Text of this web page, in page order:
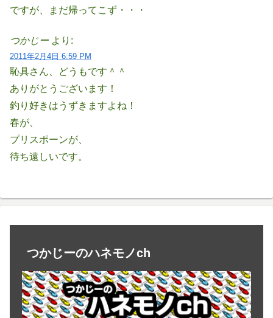
ですが、まだ帰ってこず・・・
つかじー より:
2011年2月4日 6:59 PM
恥具さん、どうもです＾＾
ありがとうございます！
釣り好きはうずきますよね！
春が、
プリスポーンが、
待ち遠しいです。
つかじーのハネモノch